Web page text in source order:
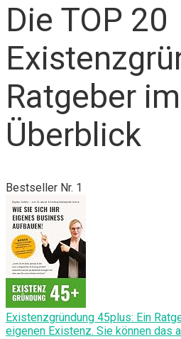
Die TOP 20
Ratgeber im
Überblick
Bestseller Nr. 1
Existenzgründung 45plus: Ein
eigenen Existenz. Sie können das